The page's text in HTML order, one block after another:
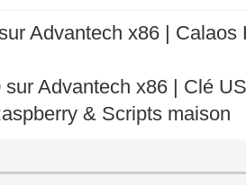
Advantech x86 |
Advantech x86 | Clé
& Scripts maison